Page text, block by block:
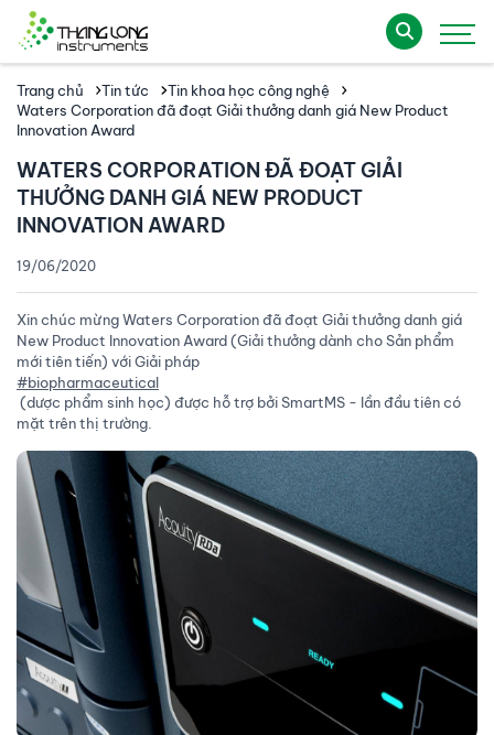
Trang chủ Tin tức
Tin khoa học công nghệ
Waters Corporation đã đoạt Giải thưởng danh giá New Product
Innovation Award
WATERS CORPORATION ĐÃ ĐOẠT GIẢI
THƯỞNG DANH GIÁ NEW PRODUCT
INNOVATION AWARD
19/06/2020
Xin chúc mừng Waters Corporation đã đoạt Giải thưởng danh giá
New Product Innovation Award (Giải thưởng dành cho Sản phẩm
mới tiên tiến) với Giải pháp
#biopharmaceutical
(dược phẩm sinh học) được hỗ trợ bởi SmartMS - lần đầu tiên có
mặt trên thị trường.